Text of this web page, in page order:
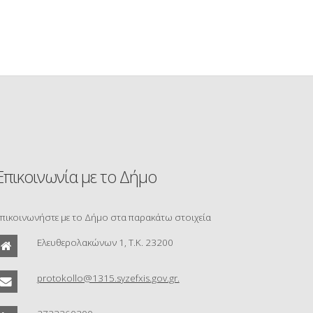
με το Δήμο
με το Δήμο στα παρακάτω στοιχεία
Ελευθερολακώνων 1, Τ.Κ. 23200
protokollo@1315.syzefxis.gov.gr.